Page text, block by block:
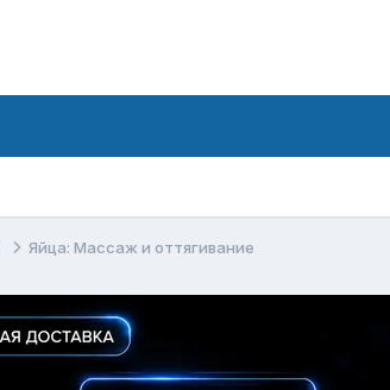
Яйца: Массаж и оттягивание